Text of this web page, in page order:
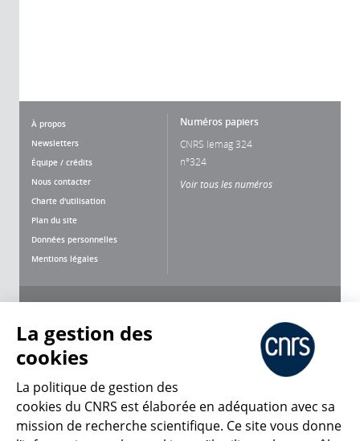
À propos
Newsletters
Équipe / crédits
Nous contacter
Charte d'utilisation
Plan du site
Données personnelles
Mentions légales
Numéros papiers
CNRS lemag 324
n°324
Voir tous les numéros
CNRS Le Mag
La gestion des
cookies
La politique de gestion des
cookies du CNRS est élaborée en adéquation avec sa
mission de recherche scientifique. Ce site vous donne